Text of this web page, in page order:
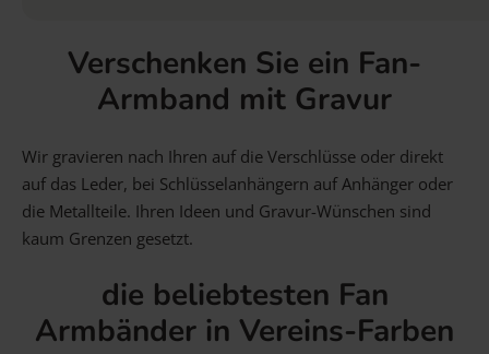
Verschenken Sie ein Fan-
Armband mit Gravur
Wir gravieren nach Ihren auf die Verschlüsse oder direkt
auf das Leder, bei Schlüsselanhängern auf Anhänger oder
die Metallteile. Ihren Ideen und Gravur-Wünschen sind
kaum Grenzen gesetzt.
die beliebtesten Fan
Armbänder in Vereins-Farben